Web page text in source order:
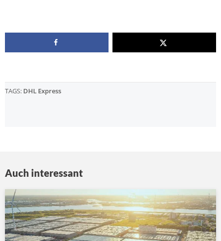
TAGS: DHL Express
Auch interessant